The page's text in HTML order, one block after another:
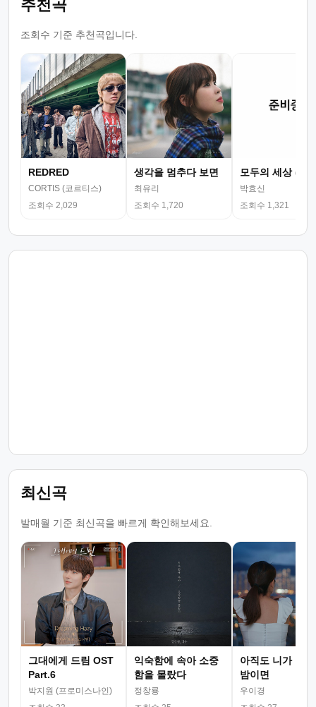
추천곡
조회수 기준 추천곡입니다.
REDRED
CORTIS (코르티스)
조회수 2,029
생각을 멈추다 보면
최유리
조회수 1,720
모두의 세상 (뮤
박효신
조회수 1,321
최신곡
발매월 기준 최신곡을 빠르게 확인해보세요.
그대에게 드림 OST
Part.6
박지원 (프로미스나인)
익숙함에 속아 소중
함을 몰랐다
정창룡
아직도 니가 그
밤이면
우이경